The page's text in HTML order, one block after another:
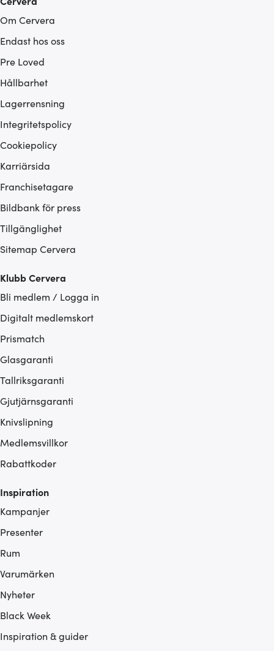
Om Cervera
Endast hos oss
Pre Loved
Hållbarhet
Lagerrensning
Integritetspolicy
Cookiepolicy
Karriärsida
Franchisetagare
Bildbank för press
Tillgänglighet
Sitemap Cervera
Klubb Cervera
Bli medlem / Logga in
Digitalt medlemskort
Prismatch
Glasgaranti
Tallriksgaranti
Gjutjärnsgaranti
Knivslipning
Medlemsvillkor
Rabattkoder
Inspiration
Kampanjer
Presenter
Rum
Varumärken
Nyheter
Black Week
Inspiration & guider